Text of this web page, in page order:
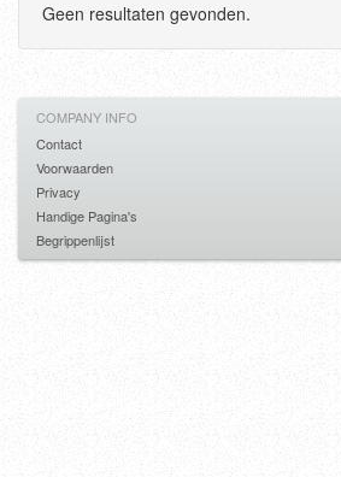
Geen resultaten gevonden.
COMPANY INFO
Contact
Voorwaarden
Privacy
Handige Pagina's
Begrippenlijst